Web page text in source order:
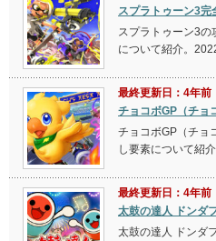
スプラトゥーン3完
スプラトゥーン3の
について紹介。
最終更新日：4年前
チョコボGP（チョ
チョコボGP（チョ
し要素について紹
最終更新日：4年前
太鼓の達人 ドンダ
太鼓の達人 ドンダ